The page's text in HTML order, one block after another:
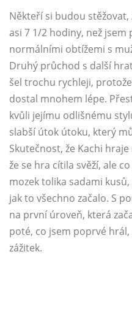
Někteří si budou
asi 7 1/2 hodiny, než
normálními obtížemi s
Druhý průchod s další
šel trochu rychleji,
dostal mnohem lépe.
kvůli jejímu odlišnému
slabší útok útoku, který
Skutečnost, že Kachi
že se hra cítila svěží, ale
mozek tolika sadami
jak to všechno začalo. S
na první úroveň, která
poté, co jsem poprvé
zážitek.